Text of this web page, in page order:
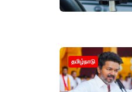
தமிழ்நாடு